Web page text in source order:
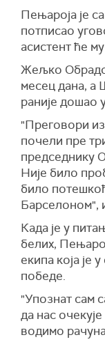
Пењароја је
потписао
асистент ће
Жељко
месец дана, а
раније дошао
"Преговори
почели пре
председнику
Није било
било
Барселоном",
Када је у
белих,
екипа која је
победе.
"Упознат сам
да нас
водимо